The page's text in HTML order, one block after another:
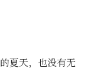
夏天，也没有无